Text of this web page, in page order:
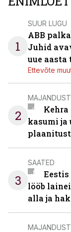
1
SUUR LUGU
ABB
Juhid
uue aasta
Ettevõte
2
kasumi ja
3
SAATED
lööb
alla ja